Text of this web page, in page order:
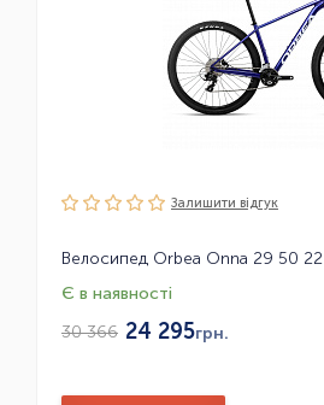
Залишити вiдгук
Велосипед Orbea Onna 29 50 22
Є в наявності
30 366 24 295грн.